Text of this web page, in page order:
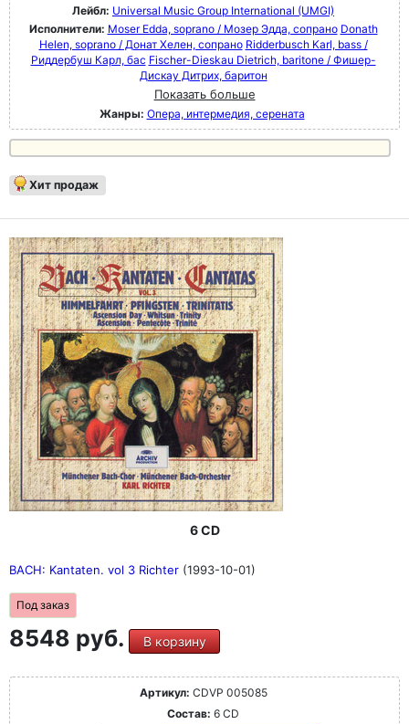
Лейбл: Universal Music Group International (UMGI)
Исполнители: Moser Edda, soprano / Мозер Эдда, сопрано Donath
Helen, soprano / Донат Хелен, сопрано Ridderbusch Karl, bass /
Риддербуш Карл, бас Fischer-Dieskau Dietrich, baritone / Фишер-
Дискау Дитрих, баритон
Показать больше
Жанры: Опера, интермедия, серената
Хит продаж
6 CD
BACH: Kantaten. vol 3 Richter (1993-10-01)
Под заказ
8548 руб. В корзину
Артикул: CDVP 005085
Состав: 6 CD